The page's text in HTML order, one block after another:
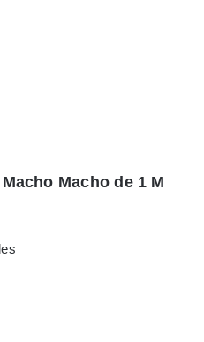
Macho de 1 M